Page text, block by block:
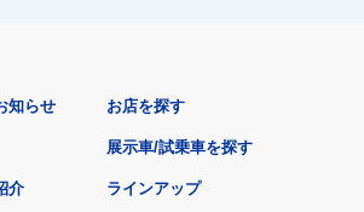
知らせ
介
お店を探す
展示車/試乗車を探す
ラインアップ